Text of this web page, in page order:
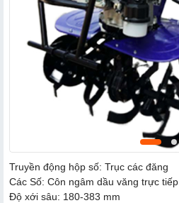
Truyền động hộp số: Trục các đăng
Các Số: Côn ngâm dầu văng trực tiếp
Độ xới sâu: 180-383 mm